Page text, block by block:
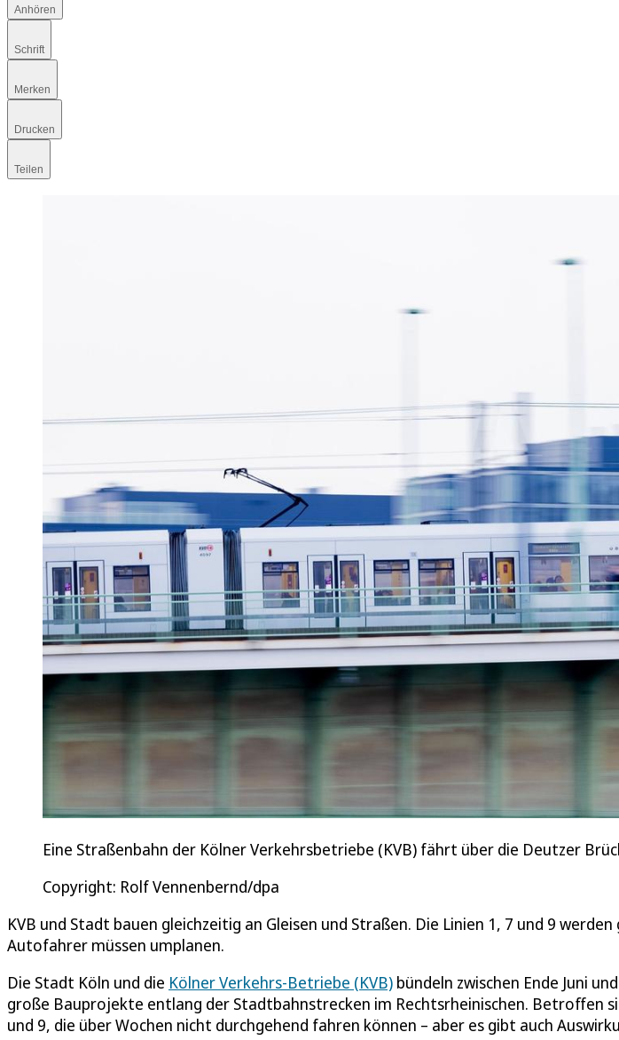
Anhören
Schrift
Merken
Drucken
Teilen
Eine Straßenbahn der Kölner Verkehrsbetriebe (KVB) fährt über die Deutzer
Copyright: Rolf Vennenbernd/dpa
KVB und Stadt bauen gleichzeitig an Gleisen und Straßen. Die Linien 1, 7 und 9
Autofahrer müssen umplanen.
Die Stadt Köln und die Kölner Verkehrs-Betriebe (KVB) bündeln zwischen Ende Juni
große Bauprojekte entlang der Stadtbahnstrecken im Rechtsrheinischen. Betroffen
und 9, die über Wochen nicht durchgehend fahren können – aber es gibt auch